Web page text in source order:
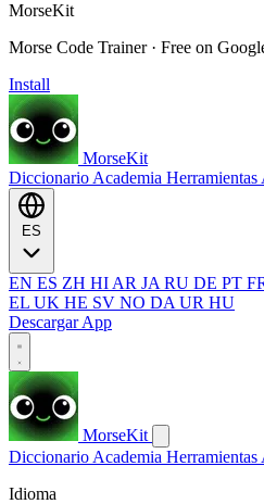
MorseKit
Morse Code Trainer · Free on
Install
MorseKit
Diccionario Academia Herramientas
EN ES ZH HI AR JA RU DE PT
EL UK HE SV NO DA UR HU
Descargar App
MorseKit
Diccionario Academia Herramientas
Idioma